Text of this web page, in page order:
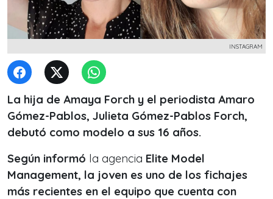
INSTAGRAM
La hija de Amaya Forch y el periodista Amaro
Gómez-Pablos, Julieta Gómez-Pablos Forch,
debutó como modelo a sus 16 años.
Según informó la agencia Elite Model
Management, la joven es uno de los fichajes
más recientes en el equipo que cuenta con